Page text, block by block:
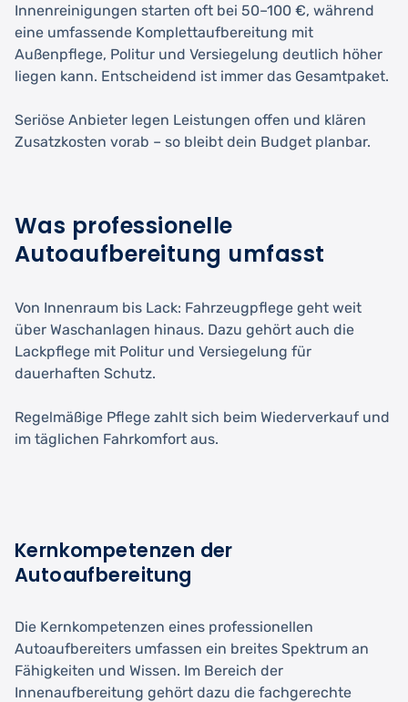
Innenreinigungen starten oft bei 50–100 €, während
eine umfassende Komplettaufbereitung mit
Außenpflege, Politur und Versiegelung deutlich höher
liegen kann. Entscheidend ist immer das Gesamtpaket.
Seriöse Anbieter legen Leistungen offen und klären
Zusatzkosten vorab – so bleibt dein Budget planbar.
Was professionelle
Autoaufbereitung umfasst
Von Innenraum bis Lack: Fahrzeugpflege geht weit
über Waschanlagen hinaus. Dazu gehört auch die
Lackpflege mit Politur und Versiegelung für
dauerhaften Schutz.
Regelmäßige Pflege zahlt sich beim Wiederverkauf und
im täglichen Fahrkomfort aus.
Kernkompetenzen der
Autoaufbereitung
Die Kernkompetenzen eines professionellen
Autoaufbereiters umfassen ein breites Spektrum an
Fähigkeiten und Wissen. Im Bereich der
Innenaufbereitung gehört dazu die fachgerechte